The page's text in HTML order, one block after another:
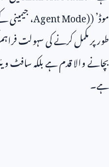
موڈ’ (Agent Mode)،
طور پر مکمل کرنے کی سہولت
بچانے والا قدم ہے بلکہ سافٹ
ہے۔